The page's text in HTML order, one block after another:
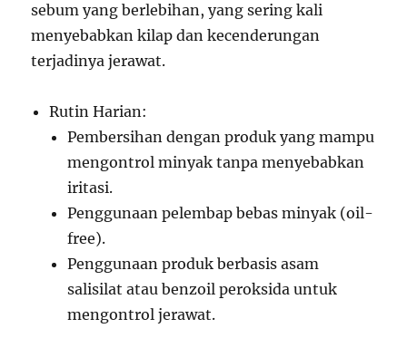
sebum yang berlebihan, yang sering kali
menyebabkan kilap dan kecenderungan
terjadinya jerawat.
Rutin Harian:
Pembersihan dengan produk yang mampu
mengontrol minyak tanpa menyebabkan
iritasi.
Penggunaan pelembap bebas minyak (oil-
free).
Penggunaan produk berbasis asam
salisilat atau benzoil peroksida untuk
mengontrol jerawat.